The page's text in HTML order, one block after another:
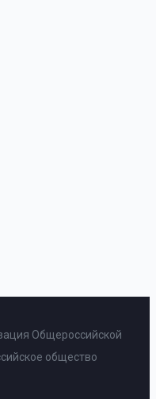
Общероссийской
общество